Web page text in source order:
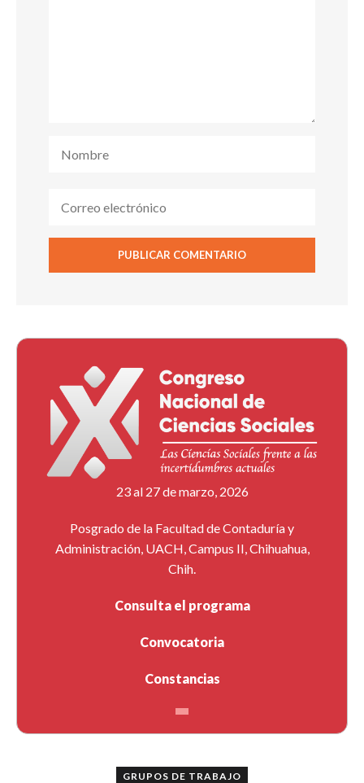
23 al 27 de marzo, 2026
Posgrado de la Facultad de Contaduría y
Administración, UACH, Campus II, Chihuahua,
Chih.
Consulta el programa
Convocatoria
Constancias
GRUPOS DE TRABAJO